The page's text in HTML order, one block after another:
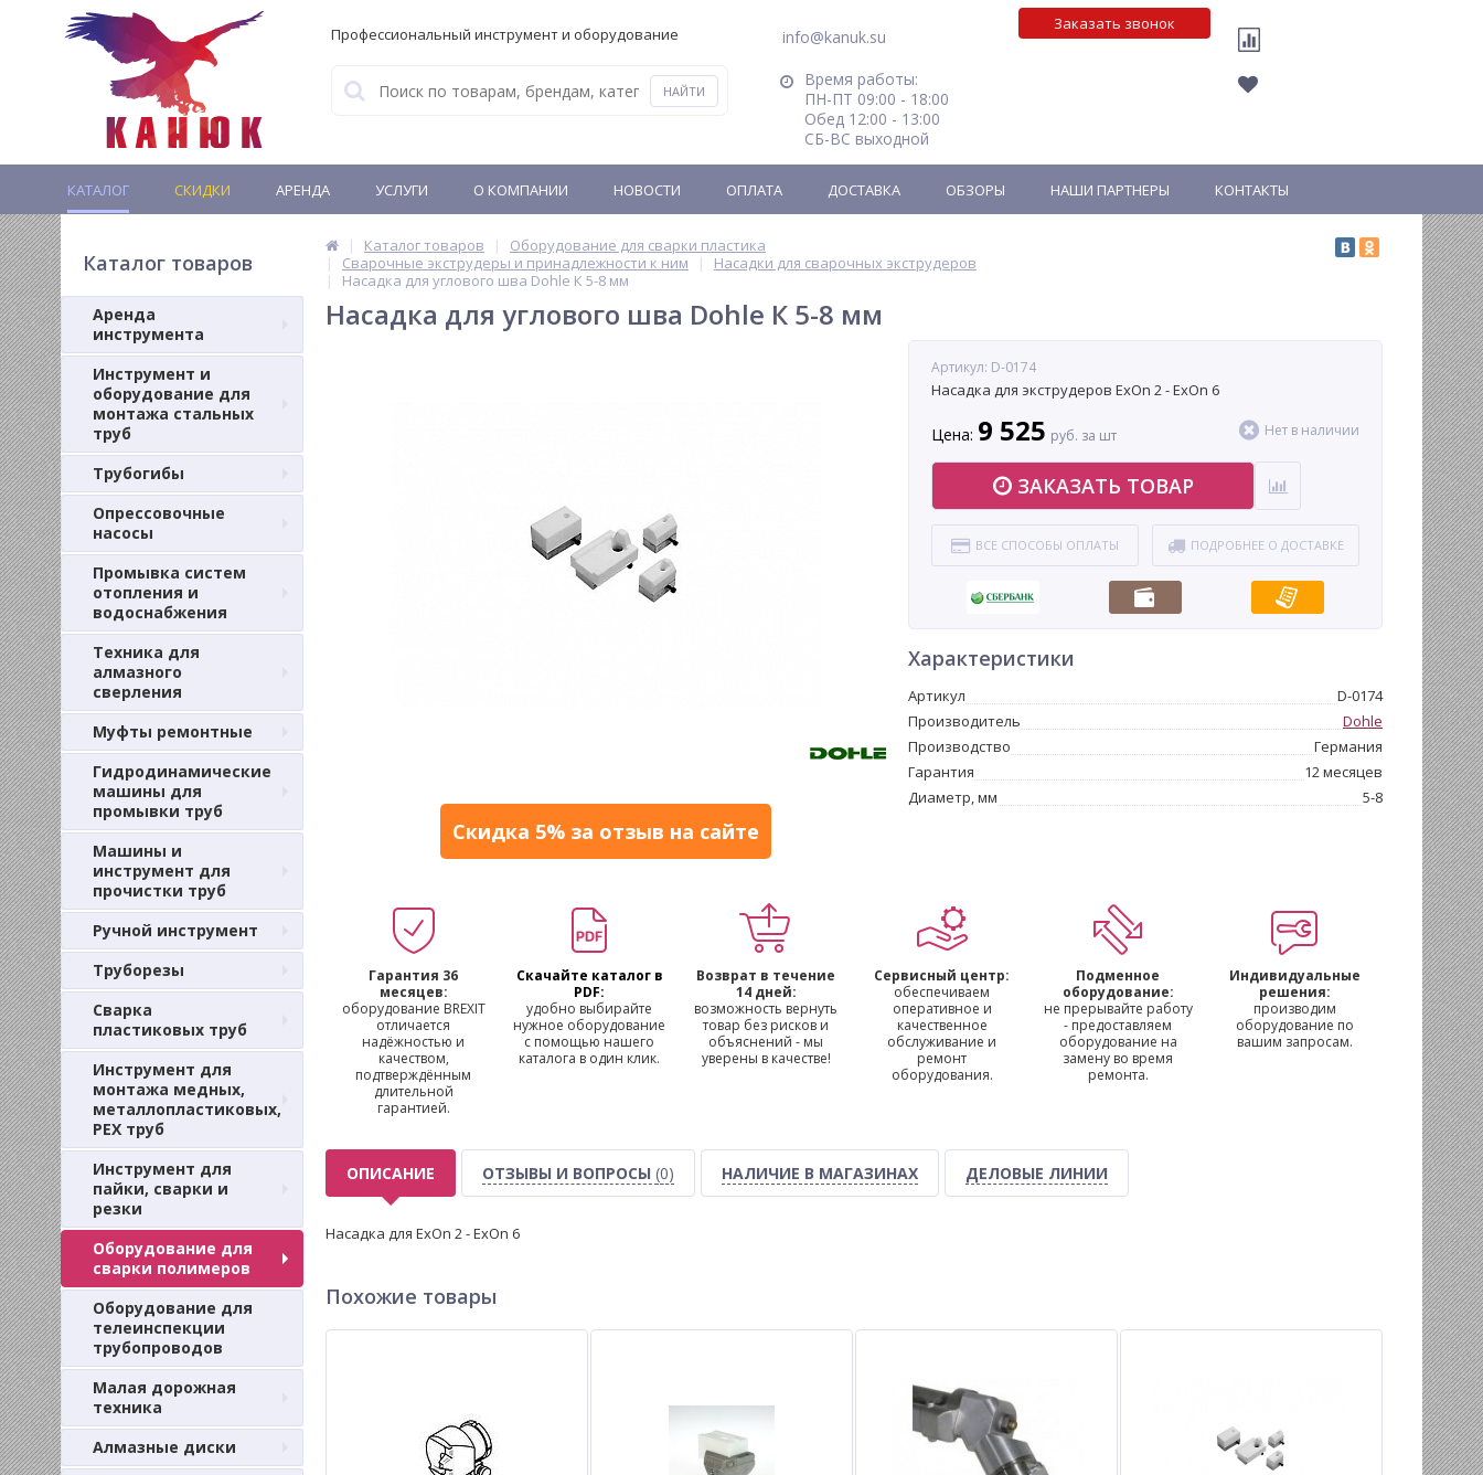
Профессиональный инструмент и оборудование
info@kanuk.su
Время работы:
ПН-ПТ 09:00 - 18:00
Обед 12:00 - 13:00
СБ-ВС выходной
Заказать звонок
КАТАЛОГ СКИДКИ АРЕНДА УСЛУГИ О КОМПАНИИ НОВОСТИ ОПЛАТА ДОСТАВКА ОБЗОРЫ НАШИ ПАРТНЕРЫ КОНТАКТЫ
Каталог товаров
Аренда
инструмента
Инструмент и
оборудование для
монтажа стальных
труб
Трубогибы
Опрессовочные
насосы
Промывка систем
отопления и
водоснабжения
Техника для
алмазного
сверления
Муфты ремонтные
Гидродинамические
машины для
промывки труб
Машины и
инструмент для
прочистки труб
Ручной инструмент
Труборезы
Сварка
пластиковых труб
Инструмент для
монтажа медных,
металлопластиковых,
PEX труб
Инструмент для
пайки, сварки и
резки
Оборудование для
сварки полимеров
Оборудование для
телеинспекции
трубопроводов
Малая дорожная
техника
Алмазные диски
Каталог товаров
Оборудование для сварки пластика
Сварочные экструдеры и принадлежности к ним
Насадки для сварочных экструдеров
Насадка для углового шва Dohle К 5-8 мм
Насадка для углового шва Dohle К 5-8 мм
Скидка 5% за отзыв на сайте
Артикул: D-0174
Насадка для экструдеров ExOn 2 - ExOn 6
Цена: 9 525 руб. за шт Нет в наличии
ЗАКАЗАТЬ ТОВАР
ВСЕ СПОСОБЫ ОПЛАТЫ ПОДРОБНЕЕ О ДОСТАВКЕ
Характеристики
Артикул
D-0174
Производитель
Dohle
Производство
Германия
Гарантия
12 месяцев
Диаметр, мм
5-8
Гарантия 36
месяцев:
оборудование BREXIT
отличается
надёжностью и
качеством,
подтверждённым
длительной
гарантией.
Скачайте каталог в
PDF:
удобно выбирайте
нужное оборудование
с помощью нашего
каталога в один клик.
Возврат в течение
14 дней:
возможность вернуть
товар без рисков и
объяснений - мы
уверены в качестве!
Сервисный центр:
обеспечиваем
оперативное и
качественное
обслуживание и
ремонт
оборудования.
Подменное
оборудование:
не прерывайте работу
- предоставляем
оборудование на
замену во время
ремонта.
Индивидуальные
решения:
производим
оборудование по
вашим запросам.
ОПИСАНИЕ ОТЗЫВЫ И ВОПРОСЫ (0) НАЛИЧИЕ В МАГАЗИНАХ ДЕЛОВЫЕ ЛИНИИ
Насадка для ExOn 2 - ExOn 6
Похожие товары